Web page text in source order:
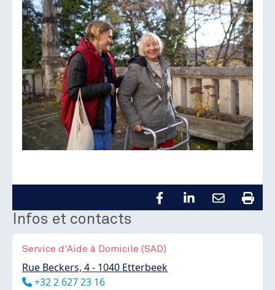
Infos et contacts
Service d'Aide à Domicile (SAD)
Rue Beckers, 4 - 1040 Etterbeek
Téléphone
+32 2 627 23 16